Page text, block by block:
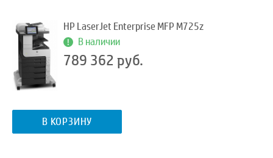
HP LaserJet Enterprise MFP M725z
В наличии
789 362 руб.
В КОРЗИНУ